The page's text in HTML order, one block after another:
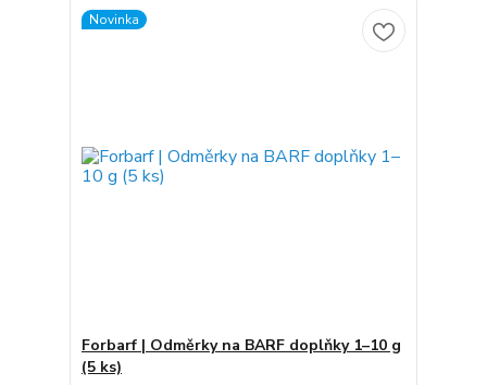
Novinka
Forbarf | Odměrky na BARF doplňky 1–10 g
(5 ks)